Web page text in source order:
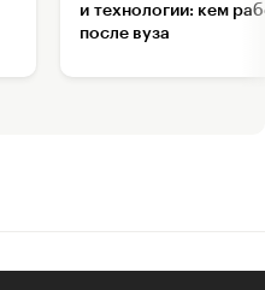
и технологии: кем
после вуза